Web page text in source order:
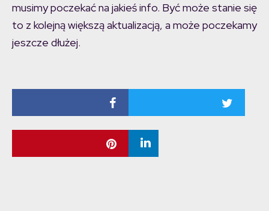
musimy poczekać na jakieś info. Być może stanie się
to z kolejną większą aktualizacją, a może poczekamy
jeszcze dłużej.